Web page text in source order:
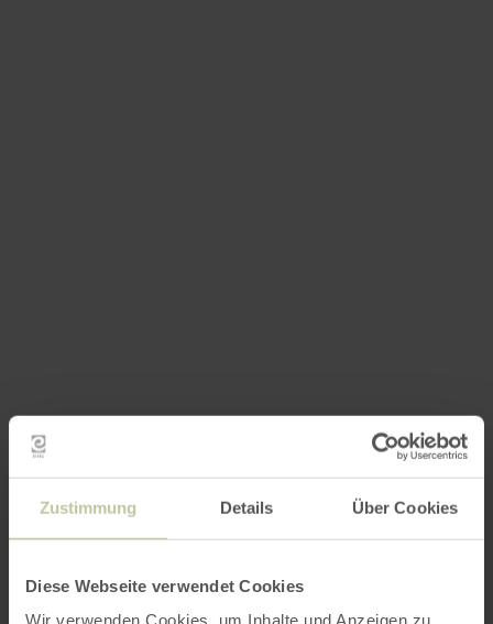
Zustimmung Details Über Cookies
Diese Webseite verwendet Cookies
Wir verwenden Cookies, um Inhalte und Anzeigen zu